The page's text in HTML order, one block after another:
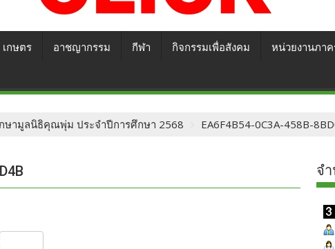
เกษตร อาชญากรรม กีฬา กิจกรรมเพื่อสังคม หน่วยงานภาค
ษามูลนิธิคุณพุ่ม ประจำปีการศึกษา 2568 EA6F4B54-0C3A-458B-
จ